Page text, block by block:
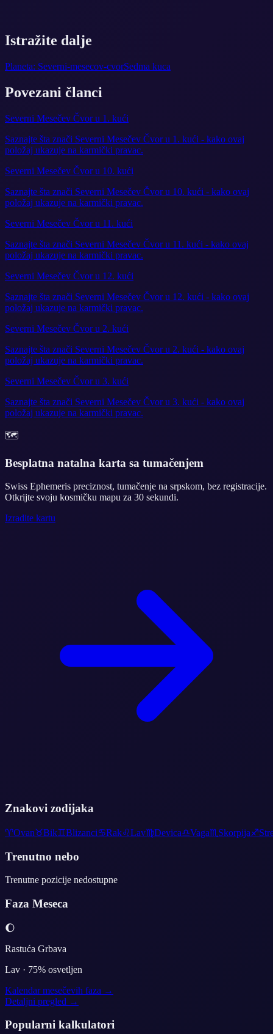
Istražite dalje
Planeta: Severni-mesecov-cvorSedma kuca
Povezani članci
Severni Mesečev Čvor u 1. kući
Saznajte šta znači Severni Mesečev Čvor u 1. kući - kako ovaj
položaj ukazuje na karmički pravac.
Severni Mesečev Čvor u 10. kući
Saznajte šta znači Severni Mesečev Čvor u 10. kući - kako ovaj
položaj ukazuje na karmički pravac.
Severni Mesečev Čvor u 11. kući
Saznajte šta znači Severni Mesečev Čvor u 11. kući - kako ovaj
položaj ukazuje na karmički pravac.
Severni Mesečev Čvor u 12. kući
Saznajte šta znači Severni Mesečev Čvor u 12. kući - kako ovaj
položaj ukazuje na karmički pravac.
Severni Mesečev Čvor u 2. kući
Saznajte šta znači Severni Mesečev Čvor u 2. kući - kako ovaj
položaj ukazuje na karmički pravac.
Severni Mesečev Čvor u 3. kući
Saznajte šta znači Severni Mesečev Čvor u 3. kući - kako ovaj
položaj ukazuje na karmički pravac.
🗺️
Besplatna natalna karta sa tumačenjem
Swiss Ephemeris preciznost, tumačenje na srpskom, bez registracije.
Otkrijte svoju kosmičku mapu za 30 sekundi.
Izradite kartu
Znakovi zodijaka
♈Ovan♉Bik♊Blizanci♋Rak♌Lav♍Devica♎Vaga♏ Skorpija♐
Trenutno nebo
Trenutne pozicije nedostupne
Faza Meseca
🌔
Rastuća Grbava
Lav · 75% osvetljen
Kalendar mesečevih faza →
Detaljni pregled →
Popularni kalkulatori